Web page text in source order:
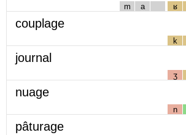
m a ʁ
couplage
k
journal
ʒ
nuage
n
pâturage